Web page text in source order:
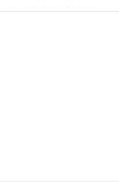
använt deras tjänster.
på angivna hotell,
med del i utsides
Umeå-Vasa med lunchbuffé i
I programmet
id-kort OBS!